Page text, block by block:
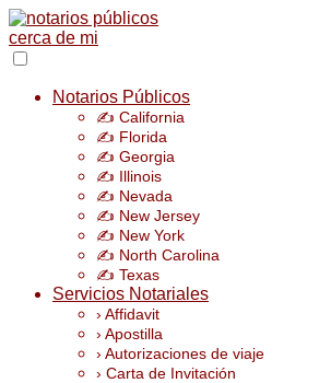
Notarios Públicos
✍️ California
✍️ Florida
✍️ Georgia
✍️ Illinois
✍️ Nevada
✍️ New Jersey
✍️ New York
✍️ North Carolina
✍️ Texas
Servicios Notariales
› Affidavit
› Apostilla
› Autorizaciones de viaje
› Carta de Invitación